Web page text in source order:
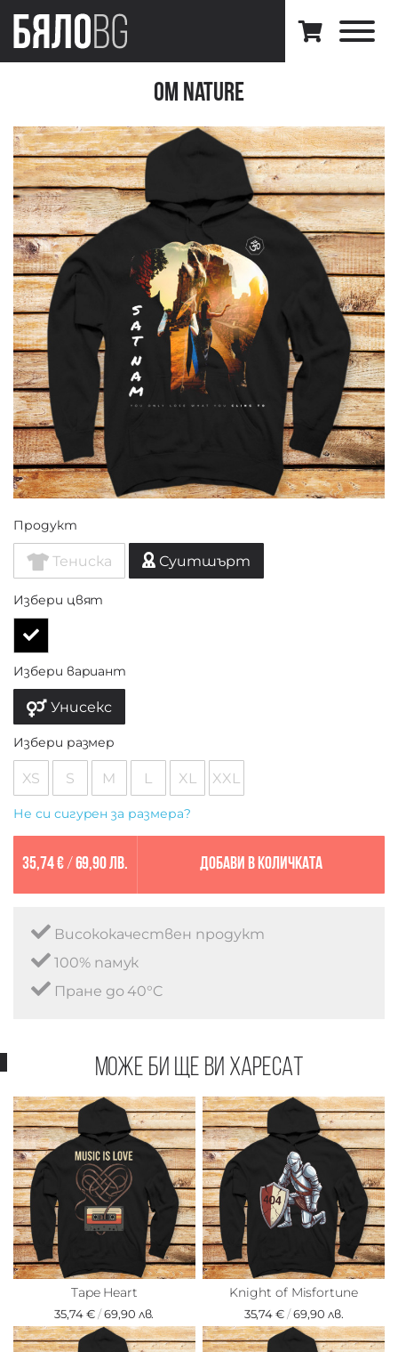
Om Nature
Продукт
Тениска Суитшърт
Избери цвят
Избери вариант
Унисекс
Избери размер
XS S M L XL XXL
Не си сигурен за размера?
35,74 €/ 69,90 лв. Добави в количката
Висококачествен продукт
100% памук
Пране до 40°C
Може би ще ви харесат
Tape Heart
35,74 €/69,90 лв.
Knight of Misfortune
35,74 €/69,90 лв.